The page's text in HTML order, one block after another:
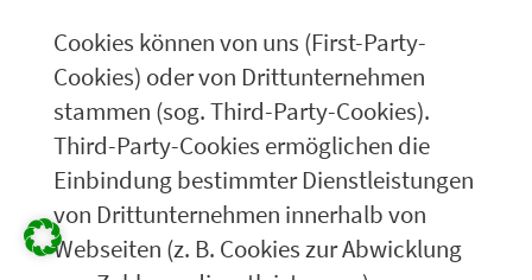
Cookies können von uns (First-Party-
Cookies) oder von Drittunternehmen
stammen (sog. Third-Party-Cookies).
Third-Party-Cookies ermöglichen die
Einbindung bestimmter Dienstleistungen
von Drittunternehmen innerhalb von
Webseiten (z. B. Cookies zur Abwicklung